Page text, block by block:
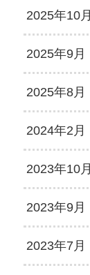
2025年10月
2025年9月
2025年8月
2024年2月
2023年10月
2023年9月
2023年7月